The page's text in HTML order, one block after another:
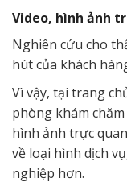
Video, hình ảnh
Nghiên cứu cho
hút của khách
Vì vậy, tại trang
phòng khám
hình ảnh trực
về loại hình dịch
nghiệp hơn.